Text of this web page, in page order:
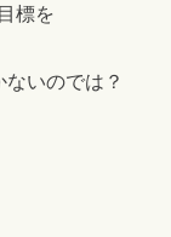
標を
いのでは？